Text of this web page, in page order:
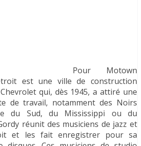
Pour Motown
est une ville de construction
qui, dès 1945, a attiré une
de travail, notamment des Noirs
du Sud, du Mississippi ou du
réunit des musiciens de jazz et
et les fait enregistrer pour sa